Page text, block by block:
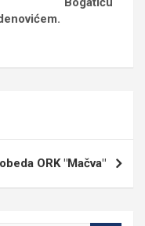
ORK "Mačva"